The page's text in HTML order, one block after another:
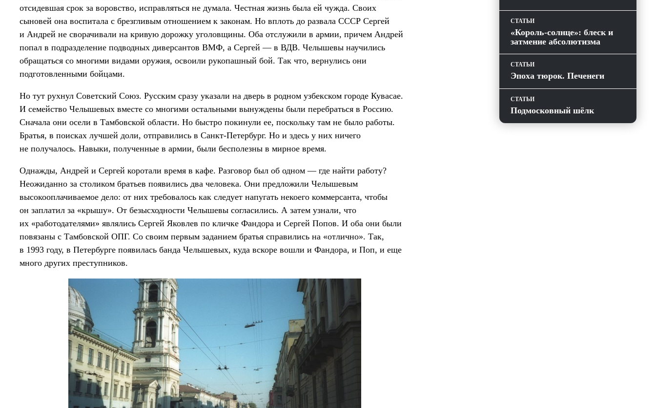
отсидевшая срок за воровство, исправляться не думала. Честная жизнь была ей чужда. Своих
сыновей она воспитала с брезгливым отношением к законам. Но вплоть до развала СССР Сергей
и Андрей не сворачивали на кривую дорожку уголовщины. Оба отслужили в армии, причем Андрей
попал в подразделение подводных диверсантов ВМФ, а Сергей — в ВДВ. Челышевы научились
обращаться со многими видами оружия, освоили рукопашный бой. Так что, вернулись они
подготовленными бойцами.
Но тут рухнул Советский Союз. Русским сразу указали на дверь в родном узбекском городе Кувасае.
И семейство Челышевых вместе со многими остальными вынуждены были перебраться в Россию.
Сначала они осели в Тамбовской области. Но быстро покинули ее, поскольку там не было работы.
Братья, в поисках лучшей доли, отправились в Санкт-Петербург. Но и здесь у них ничего
не получалось. Навыки, полученные в армии, были бесполезны в мирное время.
Однажды, Андрей и Сергей коротали время в кафе. Разговор был об одном — где найти работу?
Неожиданно за столиком братьев появились два человека. Они предложили Челышевым
высокооплачиваемое дело: от них требовалось как следует напугать некоего коммерсанта, чтобы
он заплатил за «крышу». От безысходности Челышевы согласились. А затем узнали, что
их «работодателями» являлись Сергей Яковлев по кличке Фандора и Сергей Попов. И оба они были
повязаны с Тамбовской ОПГ. Со своим первым заданием братья справились на «отлично». Так,
в 1993 году, в Петербурге появилась банда Челышевых, куда вскоре вошли и Фандора, и Поп, и еще
много других преступников.
СТАТЬИ
«Король-солнце»: блеск и
затмение абсолютизма
СТАТЬИ
Эпоха тюрок. Печенеги
СТАТЬИ
Подмосковный шёлк